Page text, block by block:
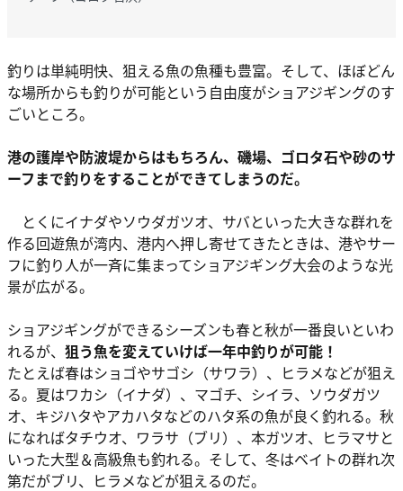
釣りは単純明快、狙える魚の魚種も豊富。そして、ほぼどん
な場所からも釣りが可能という自由度がショアジギングのす
ごいところ。
港の護岸や防波堤からはもちろん、磯場、ゴロタ石や砂のサ
ーフまで釣りをすることができてしまうのだ。
とくにイナダやソウダガツオ、サバといった大きな群れを
作る回遊魚が湾内、港内へ押し寄せてきたときは、港やサー
フに釣り人が一斉に集まってショアジギング大会のような光
景が広がる。
ショアジギングができるシーズンも春と秋が一番良いといわ
れるが、 狙う魚を変えていけば一年中釣りが可能！
たとえば春はショゴやサゴシ（サワラ）、ヒラメなどが狙え
る。夏はワカシ（イナダ）、マゴチ、シイラ、ソウダガツ
オ、キジハタやアカハタなどのハタ系の魚が良く釣れる。秋
になればタチウオ、ワラサ（ブリ）、本ガツオ、ヒラマサと
いった大型＆高級魚も釣れる。そして、冬はベイトの群れ次
第だがブリ、ヒラメなどが狙えるのだ。